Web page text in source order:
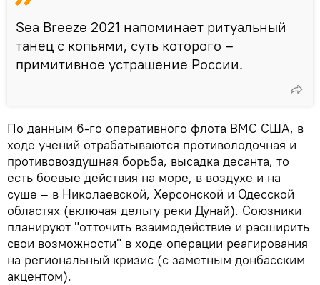
Sea Breeze 2021 напоминает ритуальный
танец с копьями, суть которого –
примитивное устрашение России.
По данным 6-го оперативного флота ВМС США, в
ходе учений отрабатываются противолодочная и
противовоздушная борьба, высадка десанта, то
есть боевые действия на море, в воздухе и на
суше – в Николаевской, Херсонской и Одесской
областях (включая дельту реки Дунай). Союзники
планируют "отточить взаимодействие и расширить
свои возможности" в ходе операции реагирования
на региональный кризис (с заметным донбасским
акцентом).